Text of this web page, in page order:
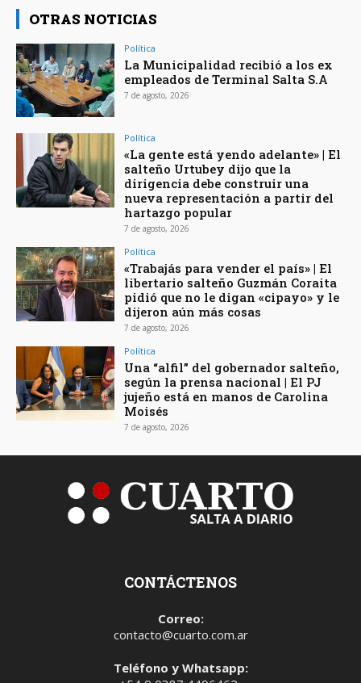
OTRAS NOTICIAS
Política
La Municipalidad recibió a los ex
empleados de Terminal Salta S.A
7 de agosto, 2026
Política
«La gente está yendo adelante» | El
salteño Urtubey dijo que la
dirigencia debe construir una
nueva representación a partir del
hartazgo popular
7 de agosto, 2026
Política
«Trabajás para vender el país» | El
libertario salteño Guzmán Coraita
pidió que no le digan «cipayo» y le
dijeron aún más cosas
7 de agosto, 2026
Política
Una “alfil” del gobernador salteño,
según la prensa nacional | El PJ
jujeño está en manos de Carolina
Moisés
7 de agosto, 2026
CONTÁCTENOS
Correo:
contacto@cuarto.com.ar
Teléfono y Whatsapp: